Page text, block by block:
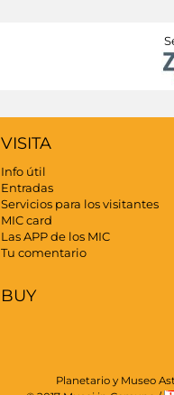
VISITA
Info útil
Entradas
Servicios para los visitantes
MIC card
Las APP de los MIC
Tu comentario
BUY
Planetario y Museo